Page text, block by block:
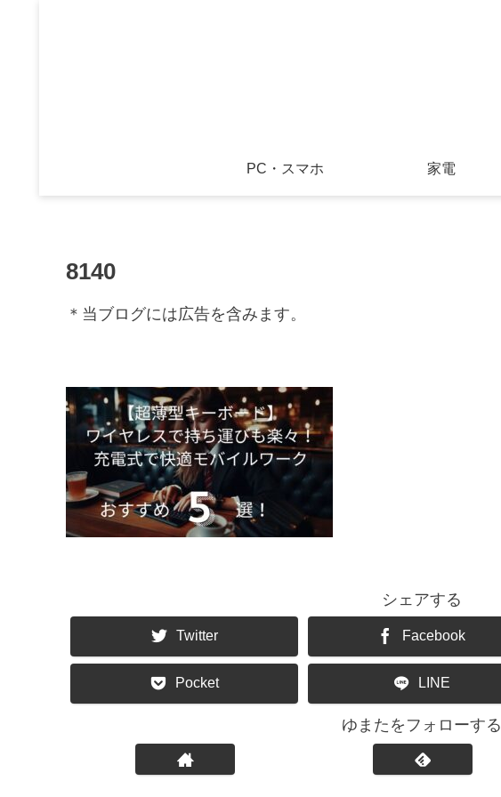
PC・スマホ 家電
8140
＊当ブログには広告を含みます。
シェアする
Twitter Facebook
Pocket LINE
ゆまたをフォローする